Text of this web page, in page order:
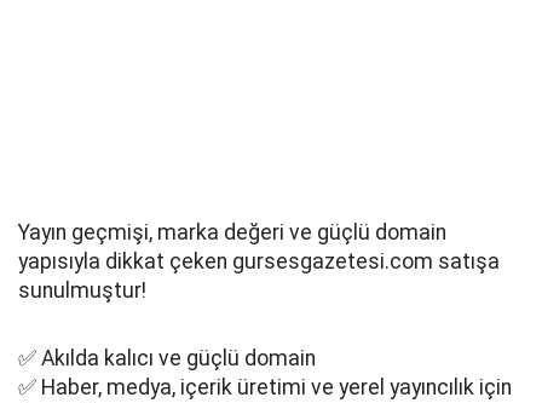
Yayın geçmişi, marka değeri ve güçlü domain
yapısıyla dikkat çeken gursesgazetesi.com satışa
sunulmuştur!
✅ Akılda kalıcı ve güçlü domain
✅ Haber, medya, içerik üretimi ve yerel yayıncılık için